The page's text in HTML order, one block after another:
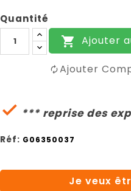
Quantité
 Ajouter
Ajouter
 *** reprise des
Réf: G06350037
Je veux